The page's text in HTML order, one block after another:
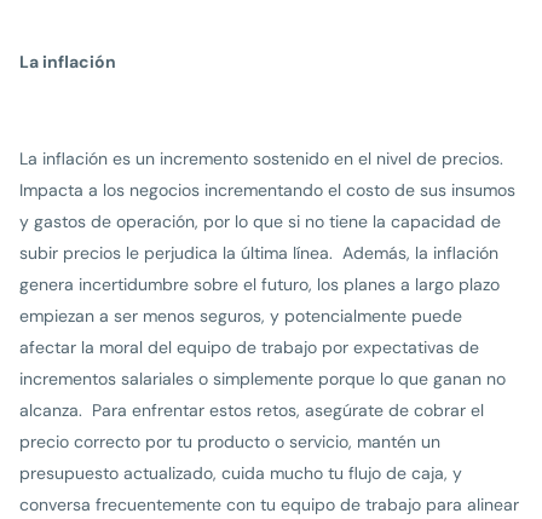
La inflación
La inflación es un incremento sostenido en el nivel de precios.
Impacta a los negocios incrementando el costo de sus insumos
y gastos de operación, por lo que si no tiene la capacidad de
subir precios le perjudica la última línea. Además, la inflación
genera incertidumbre sobre el futuro, los planes a largo plazo
empiezan a ser menos seguros, y potencialmente puede
afectar la moral del equipo de trabajo por expectativas de
incrementos salariales o simplemente porque lo que ganan no
alcanza. Para enfrentar estos retos, asegúrate de cobrar el
precio correcto por tu producto o servicio, mantén un
presupuesto actualizado, cuida mucho tu flujo de caja, y
conversa frecuentemente con tu equipo de trabajo para alinear